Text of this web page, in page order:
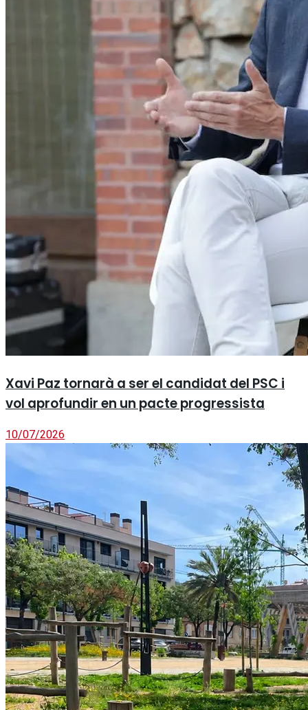
Xavi Paz tornarà a ser el candidat del PSC i
vol aprofundir en un pacte progressista
10/07/2026